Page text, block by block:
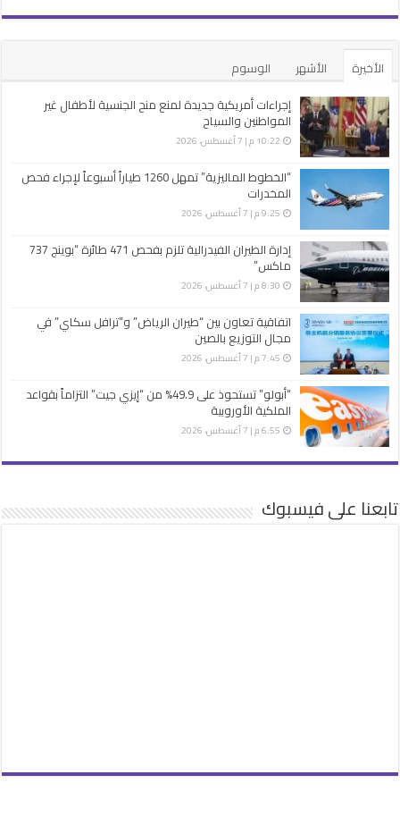
الأخيرة الأشهر
الوسوم
إجراءات أمريكية جديدة لمنع منح الجنسية لأطفال غير
المواطنين والسياح
10:22 م | 7 أغسطس، 2026
“الخطوط الماليزية” تمهل 1260 طياراً أسبوعاً لإجراء فحص
المخدرات
9:25 م | 7 أغسطس، 2026
إدارة الطيران الفيدرالية تلزم بفحص 471 طائرة “بوينج 737
ماكس”
8:30 م | 7 أغسطس، 2026
اتفاقية تعاون بين “طيران الرياض” و”ترافل سكاي” في
مجال التوزيع بالصين
7:45 م | 7 أغسطس، 2026
“أبولو” تستحوذ على 49.9% من “إيزي جيت” التزاماً بقواعد
الملكية الأوروبية
6:55 م | 7 أغسطس، 2026
تابعنا على فيسبوك